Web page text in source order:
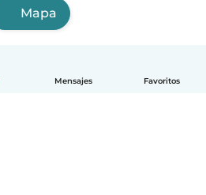
Mensajes Favoritos
Mapa